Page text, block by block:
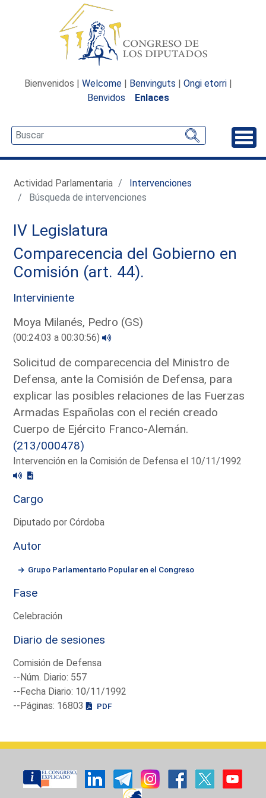
Bienvenidos | Welcome | Benvinguts | Ongi etorri |
Benvidos
Enlaces
Actividad Parlamentaria
Intervenciones
Búsqueda de intervenciones
IV Legislatura
Comparecencia del Gobierno en
Comisión (art. 44).
Interviniente
Moya Milanés, Pedro (GS)
(00:24:03 a 00:30:56)
Solicitud de comparecencia del Ministro de
Defensa, ante la Comisión de Defensa, para
explicar las posibles relaciones de las Fuerzas
Armadas Españolas con el recién creado
Cuerpo de Ejército Franco-Alemán.
(213/000478)
Intervención en la Comisión de Defensa el 10/11/1992
Cargo
Diputado por Córdoba
Autor
Grupo Parlamentario Popular en el Congreso
Fase
Celebración
Diario de sesiones
Comisión de Defensa
--Núm. Diario: 557
--Fecha Diario: 10/11/1992
--Páginas: 16803
PDF